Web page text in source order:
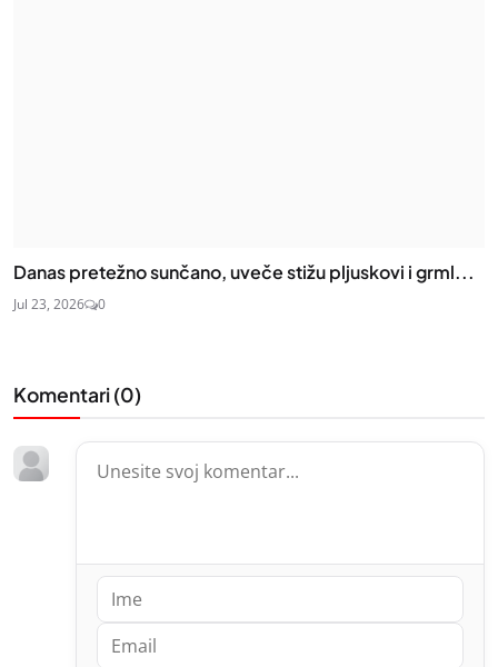
Danas pretežno sunčano, uveče stižu pljuskovi i grml...
Jul 23, 2026 0
Komentari (0)